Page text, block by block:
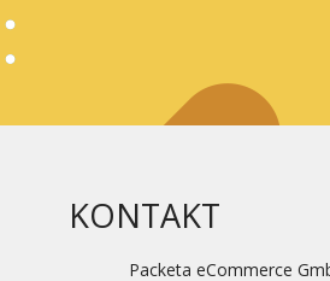
KONTAKT
Packeta eCommerce